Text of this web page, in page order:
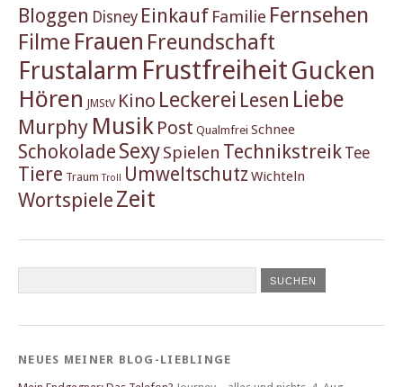
Bloggen Disney Einkauf Familie Fernsehen
Filme Frauen Freundschaft
Frustalarm FrustfreiheitGucken
Hören JMStV Kino Leckerei Lesen Liebe
Murphy Musik Post Qualmfrei Schnee
Schokolade SexySpielen Technikstreik Tee
Tiere Traum Troll Umweltschutz Wichteln
Wortspiele Zeit
NEUES MEINER BLOG-LIEBLINGE